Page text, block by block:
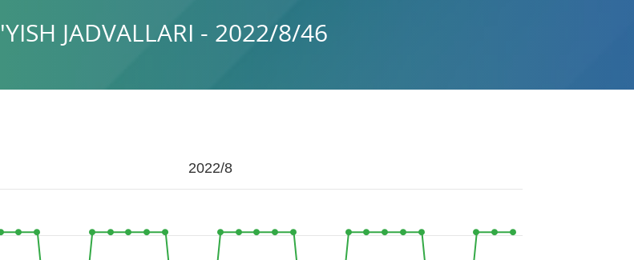
JADVALLARI - 2022/8/46
2022/8